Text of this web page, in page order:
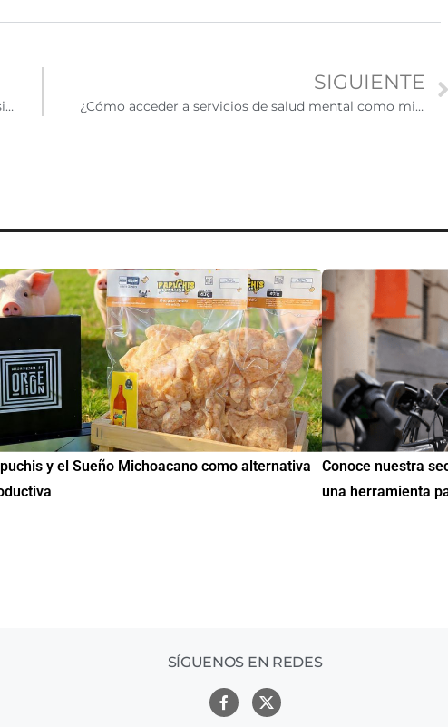
ONG colecta más de 2 mdd para estudiantes universitarios indocumentados
SIGUIENTE
¿Cómo acceder a servicios de salud mental como migrante en Estados Unidos?
Conoce nuestra sección de Educación y Empleo:
una herramienta para encontrar oportunidades
IMME realiza
de Educación
SÍGUENOS EN REDES